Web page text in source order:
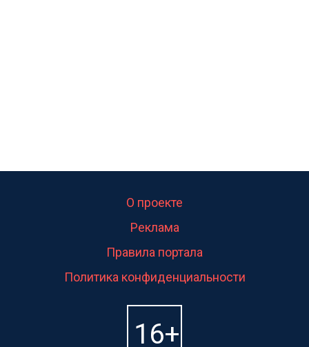
О проекте
Реклама
Правила портала
Политика конфиденциальности